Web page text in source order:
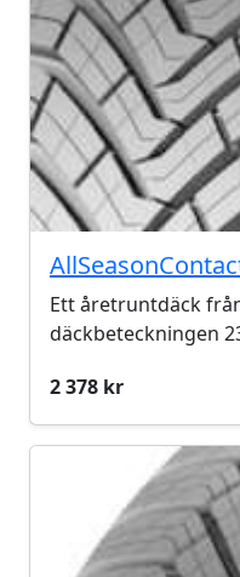
Ett åretruntdäck
däckbeteckningen
2 378 kr